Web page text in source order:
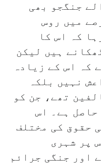
جنگجو بھی
میں روس
کہ اس کا
ہیں لیکن
کہ اس کے زیادہ
نہیں بلکہ
تھے، جن کو
حاصل ہے۔ اس
حقوق کی مختلف
پر شہری
اور جنگی جرائم